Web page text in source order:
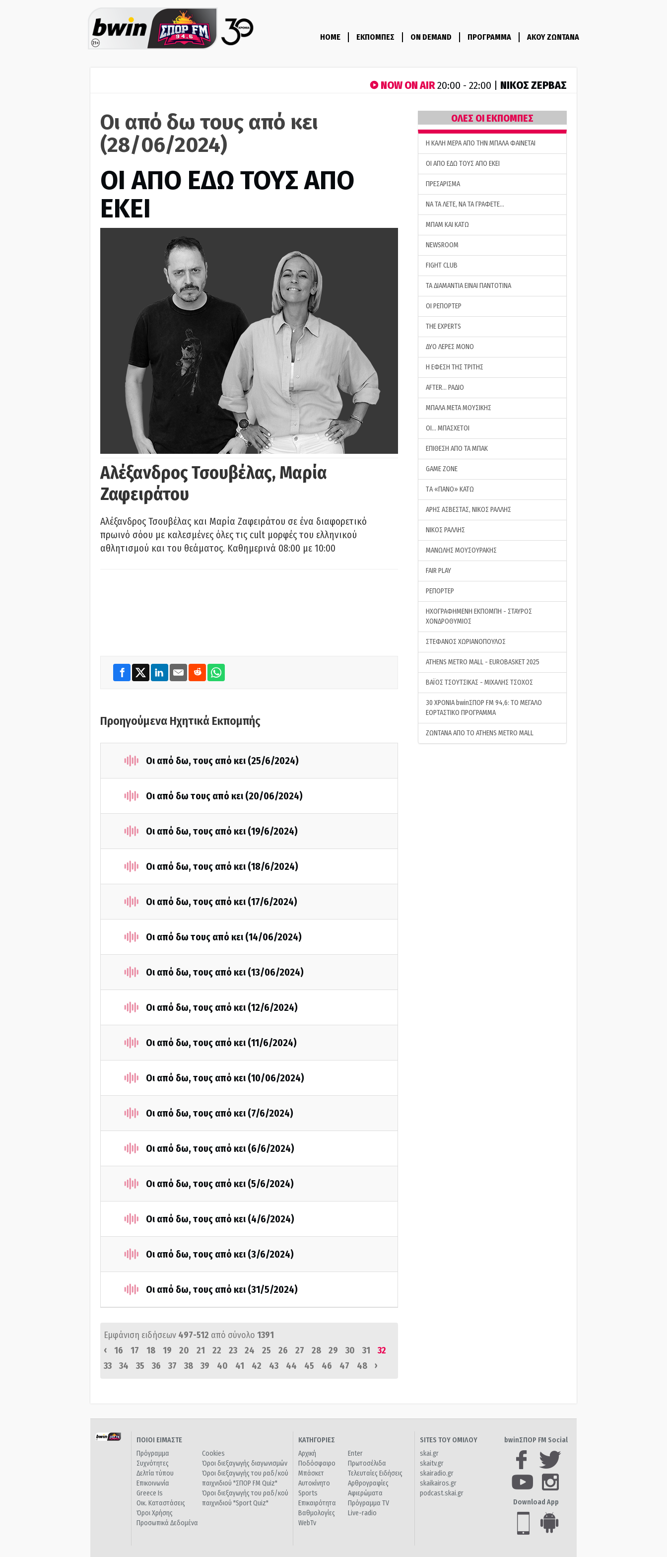
HOME ΕΚΠΟΜΠΕΣ ON DEMAND ΠΡΟΓΡΑΜΜΑ ΑΚΟΥ ΖΩΝΤΑΝΑ
NOW ON AIR20:00 - 22:00 | ΝΙΚΟΣ ΖΕΡΒΑΣ
Οι από δω τους από κει
(28/06/2024)
ΟΙ ΑΠΟ ΕΔΩ ΤΟΥΣ ΑΠΟ
ΕΚΕΙ
Αλέξανδρος Τσουβέλας, Μαρία
Ζαφειράτου
Αλέξανδρος Τσουβέλας και Μαρία Ζαφειράτου σε ένα διαφορετικό
πρωινό σόου με καλεσμένες όλες τις cult μορφές του ελληνικού
αθλητισμού και του θεάματος. Καθημερινά 08:00 με 10:00
Προηγούμενα Ηχητικά Εκπομπής
Οι από δω, τους από κει (25/6/2024)
Οι από δω τους από κει (20/06/2024)
Οι από δω, τους από κει (19/6/2024)
Οι από δω, τους από κει (18/6/2024)
Οι από δω, τους από κει (17/6/2024)
Οι από δω τους από κει (14/06/2024)
Οι από δω, τους από κει (13/06/2024)
Οι από δω, τους από κει (12/6/2024)
Οι από δω, τους από κει (11/6/2024)
Οι από δω, τους από κει (10/06/2024)
Οι από δω, τους από κει (7/6/2024)
Οι από δω, τους από κει (6/6/2024)
Οι από δω, τους από κει (5/6/2024)
Οι από δω, τους από κει (4/6/2024)
Οι από δω, τους από κει (3/6/2024)
Οι από δω, τους από κει (31/5/2024)
Εμφάνιση ειδήσεων 497-512 από σύνολο 1391
‹
16 17 18 19 20 21 22 23 24 25 26 27 28 29 30 31
32
33
34 35 36 37 38 39 40 41 42 43 44 45 46 47 48 ›
ΟΛΕΣ ΟΙ ΕΚΠΟΜΠΕΣ
H ΚΑΛΗ ΜΕΡΑ ΑΠΟ ΤΗΝ ΜΠΑΛΑ ΦΑΙΝΕΤΑΙ
ΟΙ ΑΠΟ ΕΔΩ ΤΟΥΣ ΑΠΟ ΕΚΕΙ
ΠΡΕΣΑΡΙΣΜΑ
ΝΑ ΤΑ ΛΕΤΕ, ΝΑ ΤΑ ΓΡΑΦΕΤΕ…
ΜΠΑΜ ΚΑΙ ΚΑΤΩ
NEWSROOM
FIGHT CLUB
ΤΑ ΔΙΑΜΑΝΤΙΑ ΕΙΝΑΙ ΠΑΝΤΟΤΙΝΑ
ΟΙ ΡΕΠΟΡΤΕΡ
THE EXPERTS
ΔΥΟ ΛΕΡΕΣ ΜΟΝΟ
Η ΕΦΕΣΗ ΤΗΣ ΤΡΙΤΗΣ
AFTER… ΡΑΔΙΟ
ΜΠΑΛΑ ΜΕΤΑ ΜΟΥΣΙΚΗΣ
ΟΙ… ΜΠΑΣΧΕΤΟΙ
ΕΠΙΘΕΣΗ ΑΠΟ ΤΑ ΜΠΑΚ
GAME ZONE
ΤA «ΠΑΝΟ» ΚΑΤΩ
ΑΡΗΣ ΑΣΒΕΣΤΑΣ, ΝΙΚΟΣ ΡΑΛΛΗΣ
ΝΙΚΟΣ ΡΑΛΛΗΣ
ΜΑΝΩΛΗΣ ΜΟΥΣΟΥΡΑΚΗΣ
FAIR PLAY
ΡΕΠΟΡΤΕΡ
ΗΧΟΓΡΑΦΗΜΕΝΗ ΕΚΠΟΜΠΗ - ΣΤΑΥΡΟΣ
ΧΟΝΔΡΟΘΥΜΙΟΣ
ΣΤΕΦΑΝΟΣ ΧΩΡΙΑΝΟΠΟΥΛΟΣ
ATHENS METRO MALL - EUROBASKET 2025
ΒΑΪΟΣ ΤΣΟΥΤΣΙΚΑΣ - ΜΙΧΑΛΗΣ ΤΣΟΧΟΣ
30 ΧΡΟΝΙΑ bwinΣΠΟΡ FM 94,6: ΤΟ ΜΕΓΑΛΟ
ΕΟΡΤΑΣΤΙΚΟ ΠΡΟΓΡΑΜΜΑ
ΖΩΝΤΑΝΑ ΑΠΟ ΤΟ ATHENS METRO MALL
ΠΟΙΟΙ ΕΙΜΑΣΤΕ
Πρόγραμμα
Συχνότητες
Δελτία τύπου
Επικοινωνία
Greece Is
Οικ. Καταστάσεις
Όροι Χρήσης
Προσωπικά Δεδομένα
Cookies
Όροι διεξαγωγής διαγωνισμών
Όροι διεξαγωγής του ραδ/κού
παιχνιδιού "ΣΠΟΡ FM Quiz"
Όροι διεξαγωγής του ραδ/κού
παιχνιδιού "Sport Quiz"
ΚΑΤΗΓΟΡΙΕΣ
Αρχική
Ποδόσφαιρο
Μπάσκετ
Αυτοκίνητο
Sports
Επικαιρότητα
Βαθμολογίες
WebTv
Enter
Πρωτοσέλιδα
Τελευταίες Ειδήσεις
Αρθρογραφίες
Αφιερώματα
Πρόγραμμα TV
Live-radio
SITES ΤΟΥ ΟΜΙΛΟΥ
skai.gr
skaitv.gr
skairadio.gr
skaikairos.gr
podcast.skai.gr
bwinΣΠΟΡ FM Social
Download App